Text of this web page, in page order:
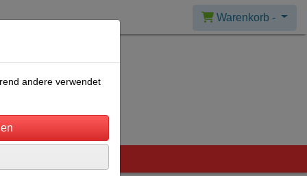
Warenkorb -
andere verwendet